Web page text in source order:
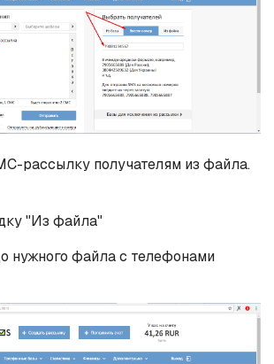
рассылку получателям из файла.
"Из файла"
нужного файла с телефонами